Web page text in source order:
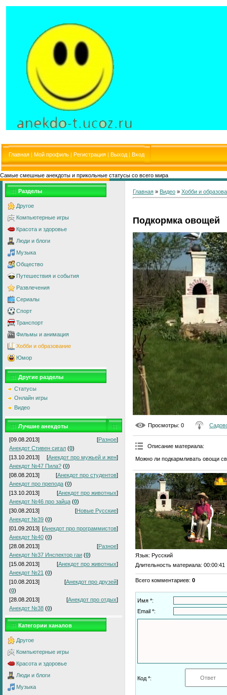
Главная | Мой профиль | Регистрация | Выход | Вход
Самые смешные анекдоты и прикольные статусы со всего мира
Разделы
Другое
Компьютерные игры
Красота и здоровье
Люди и блоги
Музыка
Общество
Путешествия и события
Развлечения
Сериалы
Спорт
Транспорт
Фильмы и анимация
Хобби и образование
Юмор
Другие разделы
Статусы
Онлайн игры
Видео
Лучшие анекдоты
[09.08.2013] [Разное]
Анекдот Стивен сигал (0)
[13.10.2013]
[Анекдот про мужьей и жен]
Анекдот №47 Пила? (0)
[08.08.2013]
[Анекдот про студентов]
Анекдот про препода (0)
[13.10.2013]
[Анекдот про животных]
Анекдот №46 про зайца (0)
[30.08.2013]
[Новые Русские]
Анекдот №39 (0)
[01.09.2013] [Анекдот про программистов]
Анекдот №40 (0)
[28.08.2013]
[Разное]
Анекдот №37 Инспектор гаи (0)
[15.08.2013]
[Анекдот про животных]
Анекдот №21 (0)
[10.08.2013]
[Анекдот про друзей]
(0)
[28.08.2013]
[Анекдот про отдых]
Анекдот №38 (0)
Категории каналов
Другое
Компьютерные игры
Красота и здоровье
Люди и блоги
Музыка
Главная » Видео » Хобби и
Подкормка овощей
Просмотры: 0
Описание материала:
Можно ли подкармливать овощи
Язык: Русский
Длительность материала: 00:00:41
Всего комментариев: 0
Имя *:
Email *:
Код *: